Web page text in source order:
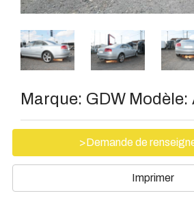
Marque: GDW Modèle:
>Demande de
Imprimer